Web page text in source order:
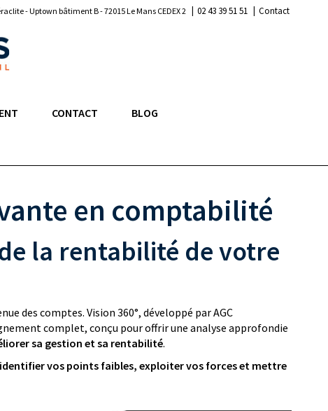
- Uptown bâtiment B - 72015 Le Mans CEDEX 2 | 02 43 39 51 51 | Contact
CONTACT BLOG
en comptabilité
la rentabilité de votre
des comptes. Vision 360°, développé par AGC
complet, conçu pour offrir une analyse approfondie
sa gestion et sa rentabilité.
identifier vos points faibles, exploiter vos forces et mettre